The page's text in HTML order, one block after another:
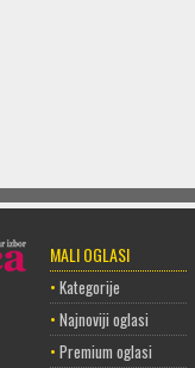
MALI OGLASI
• Kategorije
• Najnoviji oglasi
• Premium oglasi